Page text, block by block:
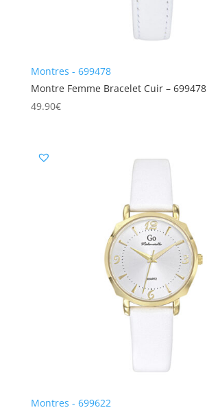
Montres - 699478
Montre Femme Bracelet Cuir – 699478
49.90€
Montres - 699622